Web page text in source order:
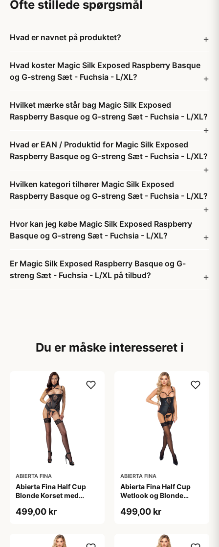
Ofte stillede spørgsmål
Hvad er navnet på produktet?
Hvad koster Magic Silk Exposed Raspberry Basque
og G-streng Sæt - Fuchsia - L/XL?
Hvilket mærke står bag Magic Silk Exposed
Raspberry Basque og G-streng Sæt - Fuchsia - L/XL?
Hvad er EAN / Produktid for Magic Silk Exposed
Raspberry Basque og G-streng Sæt - Fuchsia - L/XL?
Hvilken kategori tilhører Magic Silk Exposed
Raspberry Basque og G-streng Sæt - Fuchsia - L/XL?
Hvor kan jeg købe Magic Silk Exposed Raspberry
Basque og G-streng Sæt - Fuchsia - L/XL?
Er Magic Silk Exposed Raspberry Basque og G-
streng Sæt - Fuchsia - L/XL på tilbud?
Du er måske interesseret i
ABIERTA FINA
Abierta Fina Half Cup
Blonde Korset med
499,00 kr
ABIERTA FINA
Abierta Fina Half Cup
Wetlook og Blonde
499,00 kr